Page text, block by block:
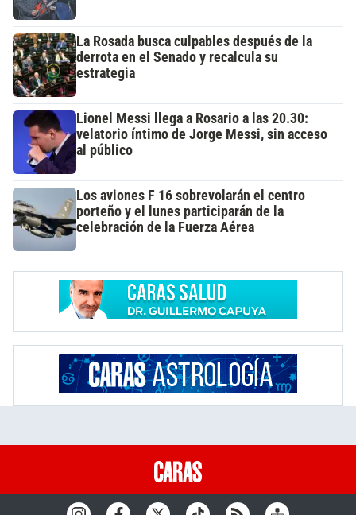
La Rosada busca culpables después de la
derrota en el Senado y recalcula su
estrategia
Lionel Messi llega a Rosario a las 20.30:
velatorio íntimo de Jorge Messi, sin acceso
al público
Los aviones F 16 sobrevolarán el centro
porteño y el lunes participarán de la
celebración de la Fuerza Aérea